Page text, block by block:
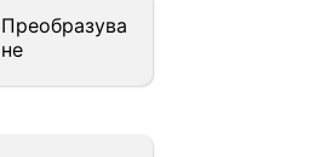
Преобразува
не